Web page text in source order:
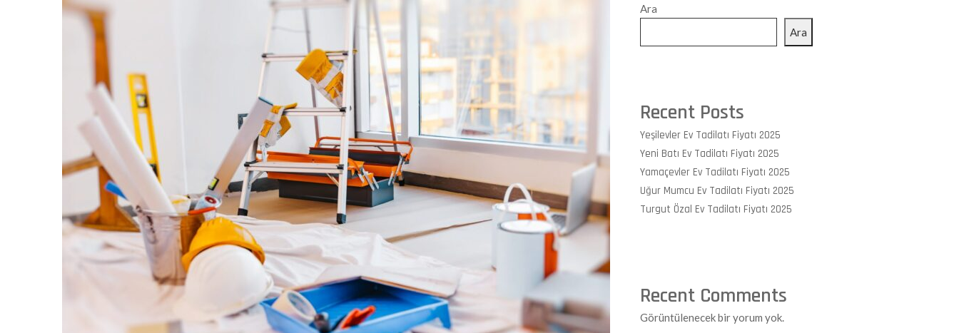
Ara
Ara
Recent Posts
Yeşilevler Ev Tadilatı Fiyatı 2025
Yeni Batı Ev Tadilatı Fiyatı 2025
Yamaçevler Ev Tadilatı Fiyatı 2025
Uğur Mumcu Ev Tadilatı Fiyatı 2025
Turgut Özal Ev Tadilatı Fiyatı 2025
Recent Comments
Görüntülenecek bir yorum yok.